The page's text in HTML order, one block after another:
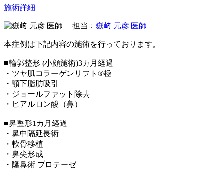
施術詳細
担当： 嶽﨑 元彦 医師
本症例は下記内容の施術を行っております。
■輪郭整形 (小顔施術)3カ月経過
・ツヤ肌コラーゲンリフト®極
・顎下脂肪吸引
・ジョールファット除去
・ヒアルロン酸（鼻）
■鼻整形1カ月経過
・鼻中隔延長術
・軟骨移植
・鼻尖形成
・隆鼻術 プロテーゼ